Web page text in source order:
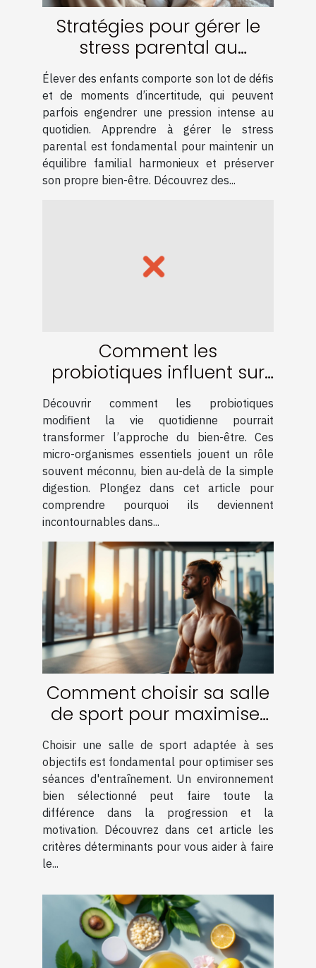
Stratégies pour gérer le
stress parental au
quotidien
Élever des enfants comporte son lot de défis
et de moments d’incertitude, qui peuvent
parfois engendrer une pression intense au
quotidien. Apprendre à gérer le stress
parental est fondamental pour maintenir un
équilibre familial harmonieux et préserver
son propre bien-être. Découvrez des...
Comment les
probiotiques influent sur
votre bien-être quotidien
?
Découvrir comment les probiotiques
modifient la vie quotidienne pourrait
transformer l’approche du bien-être. Ces
micro-organismes essentiels jouent un rôle
souvent méconnu, bien au-delà de la simple
digestion. Plongez dans cet article pour
comprendre pourquoi ils deviennent
incontournables dans...
Comment choisir sa salle
de sport pour maximiser
son entrainement ?
Choisir une salle de sport adaptée à ses
objectifs est fondamental pour optimiser ses
séances d'entraînement. Un environnement
bien sélectionné peut faire toute la
différence dans la progression et la
motivation. Découvrez dans cet article les
critères déterminants pour vous aider à faire
le...